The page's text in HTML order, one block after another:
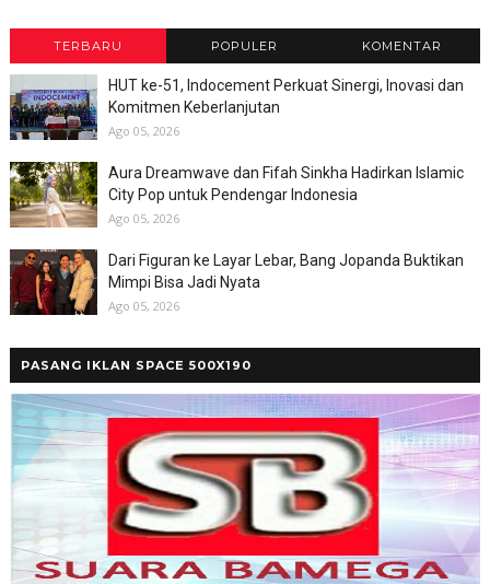
TERBARU POPULER KOMENTAR
HUT ke-51, Indocement Perkuat Sinergi, Inovasi dan
Komitmen Keberlanjutan
Ago 05, 2026
Aura Dreamwave dan Fifah Sinkha Hadirkan Islamic
City Pop untuk Pendengar Indonesia
Ago 05, 2026
Dari Figuran ke Layar Lebar, Bang Jopanda Buktikan
Mimpi Bisa Jadi Nyata
Ago 05, 2026
PASANG IKLAN SPACE 500X190